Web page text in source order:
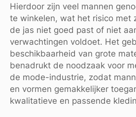
Hierdoor zijn veel mannen
te winkelen, wat het risico met
de jas niet goed past of niet
verwachtingen voldoet. Het
beschikbaarheid van grote
benadrukt de noodzaak voor
de mode-industrie, zodat
en vormen gemakkelijker
kwalitatieve en passende